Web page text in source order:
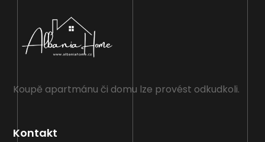
Koupě apartmánu či domu lze provést odkudkoli.
Kontakt